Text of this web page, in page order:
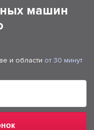
машин
и области от 30 минут